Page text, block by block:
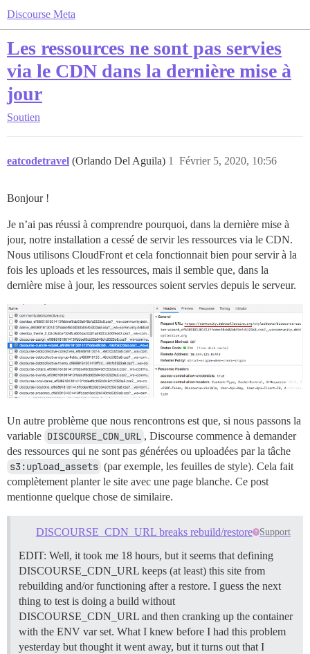
Discourse Meta
Les ressources ne sont pas servies
via le CDN dans la dernière mise à
jour
Soutien
eatcodetravel (Orlando Del Aguila) Février 5, 2020, 10:56
1
Bonjour !
Je n’ai pas réussi à comprendre pourquoi, dans la dernière mise à
jour, notre installation a cessé de servir les ressources via le CDN.
Nous utilisons CloudFront et cela fonctionnait bien pour servir à la
fois les uploads et les ressources, mais il semble que, dans la
dernière mise à jour, les ressources soient servies depuis le serveur.
Un autre problème que nous rencontrons est que, si nous passons la
variable DISCOURSE_CDN_URL , Discourse commence à demander
des ressources qui ne sont pas générées ou uploadées par la tâche
s3:upload_assets (par exemple, les feuilles de style). Cela fait
complètement planter le site avec une page blanche. Ce post
mentionne quelque chose de similaire.
DISCOURSE_CDN_URL breaks rebuild/restore Support
EDIT: Well, it took me 18 hours, but it seems that defining
DISCOURSE_CDN_URL keeps (at least) this site from
rebuilding and/or functioning after a restore. I guess the next
thing to test is doing a build without
DISCOURSE_CDN_URL and then cranking up the container
with the ENV var set. What I knew before I had this problem
yesterday but thought it went away, but it turns out that I